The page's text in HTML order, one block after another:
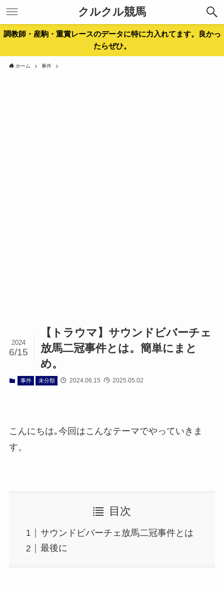
クルクル競馬
調教師・産駒・重賞レースのデータに特に力入れてます。良かっ
たらぜひ。
ホーム 事件
【トラウマ】サウンドビバーチェ
放馬二冠事件とは。簡単にまと
め。
2024
6/15
事件 未分類 2024.06.15 2025.05.02
こんにちは｡今回はこんなテーマでやっていきま
す。
目次
サウンドビバーチェ放馬二冠事件とは
最後に